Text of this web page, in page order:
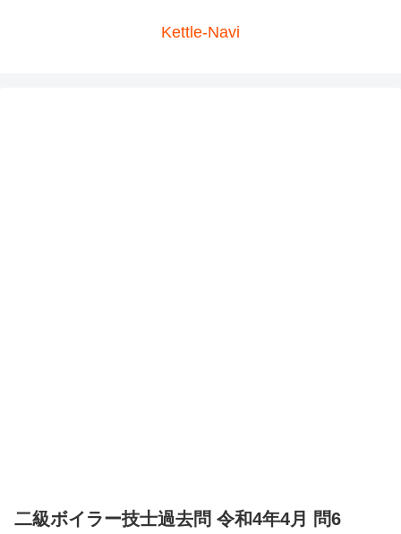
Kettle-Navi
二級ボイラー技士過去問 令和4年4月 問6